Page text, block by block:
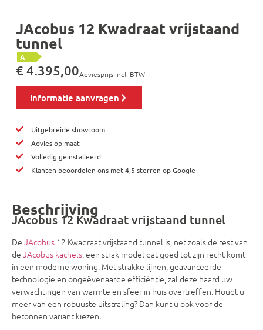
JAcobus 12 Kwadraat vrijstaand
tunnel
A
€ 4.395,00Adviesprijs incl. BTW
Informatie aanvragen
Uitgebreide showroom
Advies op maat
Volledig geïnstalleerd
Klanten beoordelen ons met 4,5 sterren op Google
Beschrijving
JAcobus 12 Kwadraat vrijstaand tunnel
De JAcobus 12 Kwadraat vrijstaand tunnel is, net zoals de rest van
de JAcobus kachels , een strak model dat goed tot zijn recht komt
in een moderne woning. Met strakke lijnen, geavanceerde
technologie en ongeëvenaarde efficiëntie, zal deze haard uw
verwachtingen van warmte en sfeer in huis overtreffen. Houdt u
meer van een robuuste uitstraling? Dan kunt u ook voor de
betonnen variant kiezen.